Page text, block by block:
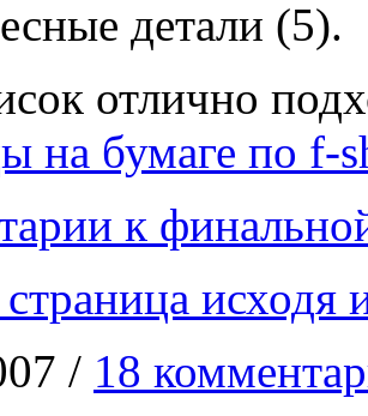
детали (5).
отлично
на бумаге по f-
к
исходя
/ 18